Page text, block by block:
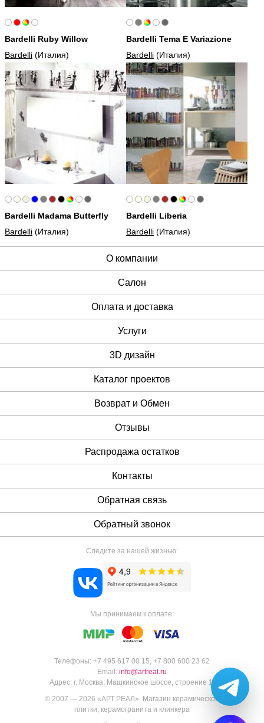
Bardelli Ruby Willow
Bardelli (Италия)
Bardelli Tema E Variazione
Bardelli (Италия)
Bardelli Madama Butterfly
Bardelli (Италия)
Bardelli Liberia
Bardelli (Италия)
О компании
Cалон
Оплата и доставка
Услуги
3D дизайн
Каталог проектов
Возврат и Обмен
Отзывы
Распродажа остатков
Контакты
Обратная связь
Обратный звонок
Телефоны: +7 495 617 00 15, +7 800 600 23 62
Email: info@artreal.ru
Адрес: г. Москва, Машкинское шоссе, строение 1.
© 2007 — 2026 «АРТ РЕАЛ ». Магазин керамической
плитки, керамогранита и клинкера
Следите за нашей жизнью:
Мы принимаем к оплате: